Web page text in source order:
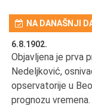
NA DANAŠNJI
6.8.1902.
Objavljena je prva
Nedeljković,
opservatorije u
prognozu vremena.